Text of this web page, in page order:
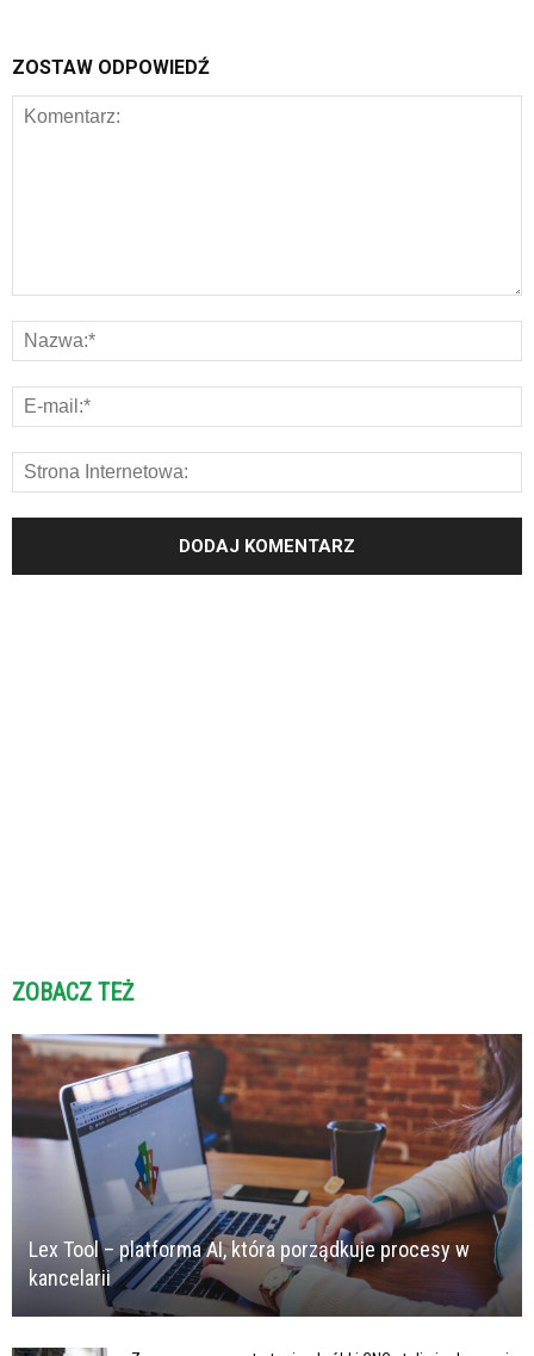
ZOSTAW ODPOWIEDŹ
ZOBACZ TEŻ
Lex Tool – platforma AI, która porządkuje procesy w
kancelarii